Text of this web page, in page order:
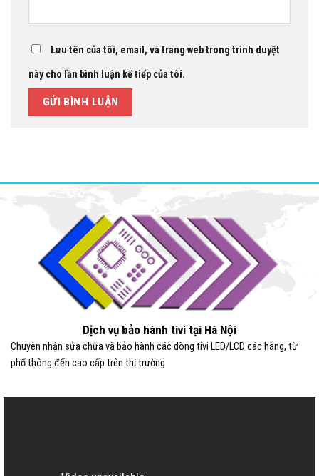
Lưu tên của tôi, email, và trang web trong trình duyệt
này cho lần bình luận kế tiếp của tôi.
Dịch vụ bảo hành tivi tại Hà Nội
Chuyên nhận sửa chữa và bảo hành các dòng tivi LED/LCD các hãng, từ
phổ thông đến cao cấp trên thị trường